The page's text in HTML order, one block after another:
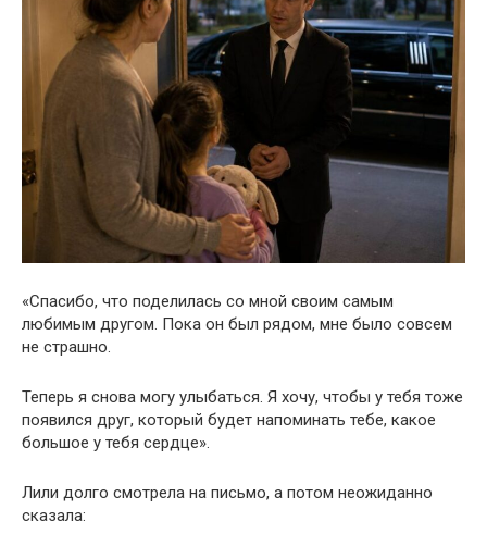
«Спасибо, что поделилась со мной своим самым
любимым другом. Пока он был рядом, мне было совсем
не страшно.
Теперь я снова могу улыбаться. Я хочу, чтобы у тебя тоже
появился друг, который будет напоминать тебе, какое
большое у тебя сердце».
Лили долго смотрела на письмо, а потом неожиданно
сказала: